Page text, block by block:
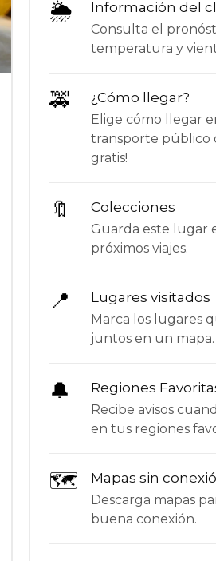
🌦 Información del
Consulta el
temperatura y
🚕 ¿Cómo llegar?
Elige cómo llegar
transporte público
gratis!
🔖 Colecciones
Guarda este lugar
próximos viajes.
📍 Lugares visitados
Marca los lugares
juntos en un mapa.
🔔 Regiones
Recibe avisos
en tus regiones
🗺 Mapas sin
Descarga mapas
buena conexión.